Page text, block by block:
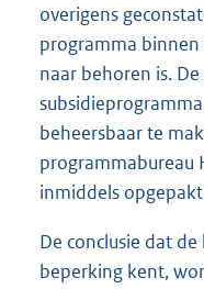
overigens
programma binnen
naar behoren is.
beheersbaar te
programmabureau
inmiddels
De conclusie dat
beperking kent,